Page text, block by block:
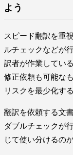
よう
スピード翻訳を重
ルチェックなどが
訳者が作業してい
修正依頼も可能な
リスクを最少化す
翻訳を依頼する文
ダブルチェックが
じて使い分けるの